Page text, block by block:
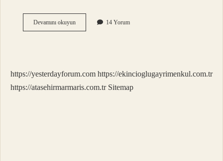
Devamını okuyunDe
Da
14 Yorum
https://yesterdayforum.com https://ekincioglugayrimenkul.com.tr
https://atasehirmarmaris.com.tr Sitemap